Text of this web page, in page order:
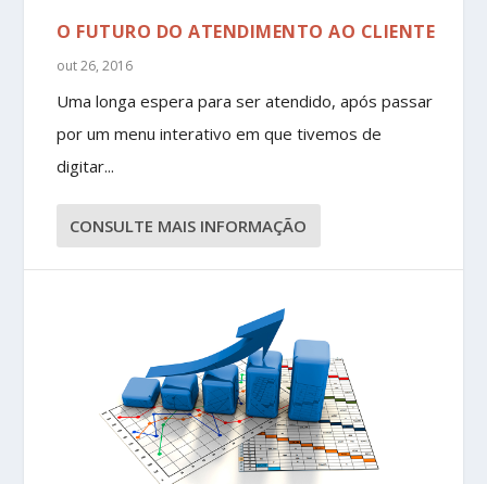
O FUTURO DO ATENDIMENTO AO CLIENTE
out 26, 2016
Uma longa espera para ser atendido, após passar
por um menu interativo em que tivemos de
digitar...
CONSULTE MAIS INFORMAÇÃO